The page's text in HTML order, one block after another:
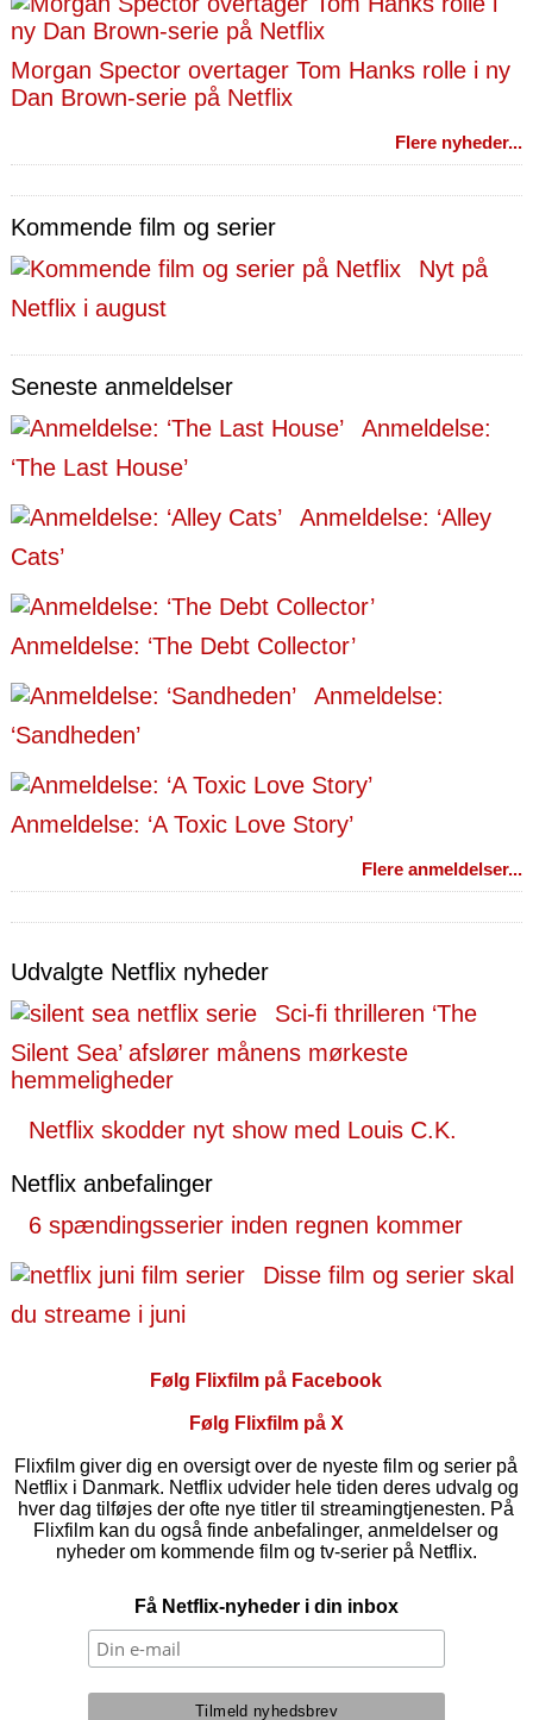
Morgan Spector overtager Tom Hanks rolle i ny
Dan Brown-serie på Netflix
Flere nyheder...
Kommende film og serier
Nyt på
Netflix i august
Seneste anmeldelser
Anmeldelse:
‘The Last House’
Anmeldelse: ‘Alley
Cats’
Anmeldelse: ‘The Debt Collector’
Anmeldelse:
‘Sandheden’
Anmeldelse: ‘A Toxic Love Story’
Flere anmeldelser...
Udvalgte Netflix nyheder
Sci-fi thrilleren ‘The
Silent Sea’ afslører månens mørkeste
hemmeligheder
Netflix skodder nyt show med Louis C.K.
Netflix anbefalinger
6 spændingsserier inden regnen kommer
Disse film og serier skal
du streame i juni
Følg Flixfilm på Facebook
Følg Flixfilm på X
Flixfilm giver dig en oversigt over de nyeste film og serier på
Netflix i Danmark. Netflix udvider hele tiden deres udvalg og
hver dag tilføjes der ofte nye titler til streamingtjenesten. På
Flixfilm kan du også finde anbefalinger, anmeldelser og
nyheder om kommende film og tv-serier på Netflix.
Få Netflix-nyheder i din inbox